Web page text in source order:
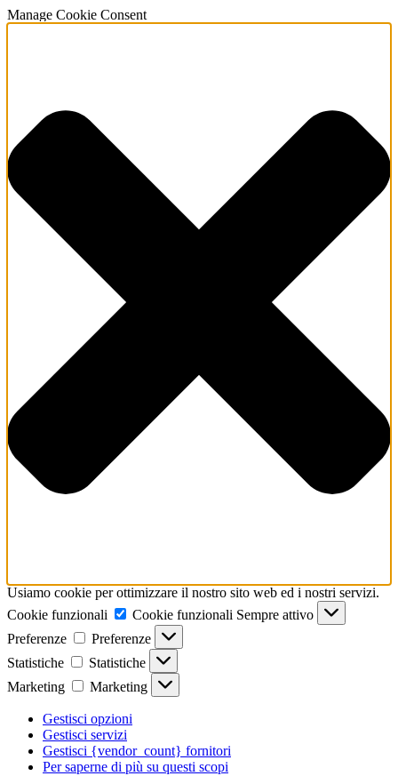
Manage Cookie Consent
Usiamo cookie per ottimizzare il nostro sito web ed i nostri servizi.
Cookie funzionali
Cookie funzionali Sempre attivo
Preferenze
Preferenze
Statistiche
Statistiche
Marketing
Marketing
Gestisci opzioni
Gestisci servizi
Gestisci {vendor_count} fornitori
Per saperne di più su questi scopi